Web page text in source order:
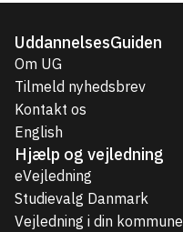
UddannelsesGuiden
Om UG
Tilmeld nyhedsbrev
Kontakt os
English
Hjælp og vejledning
eVejledning
Studievalg Danmark
Vejledning i din kommune